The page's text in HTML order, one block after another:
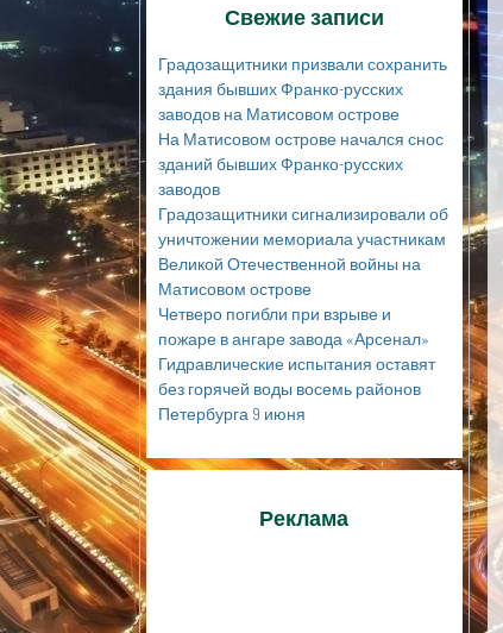
Свежие записи
Градозащитники призвали сохранить
здания бывших Франко-русских
заводов на Матисовом острове
На Матисовом острове начался снос
зданий бывших Франко-русских
заводов
Градозащитники сигнализировали об
уничтожении мемориала участникам
Великой Отечественной войны на
Матисовом острове
Четверо погибли при взрыве и
пожаре в ангаре завода «Арсенал»
Гидравлические испытания оставят
без горячей воды восемь районов
Петербурга 9 июня
Реклама